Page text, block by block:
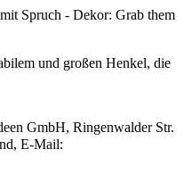
Spruch - Dekor: Grab them
und großen Henkel, die
GmbH, Ringenwalder Str.
E-Mail: